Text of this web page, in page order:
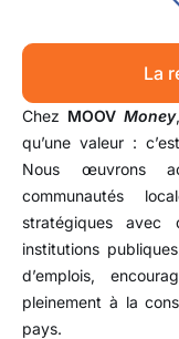
La
Chez MOOVMoney
qu’une valeur :
Nous œuvrons
communautés
stratégiques avec
institutions
d’emplois,
pleinement à la
pays.